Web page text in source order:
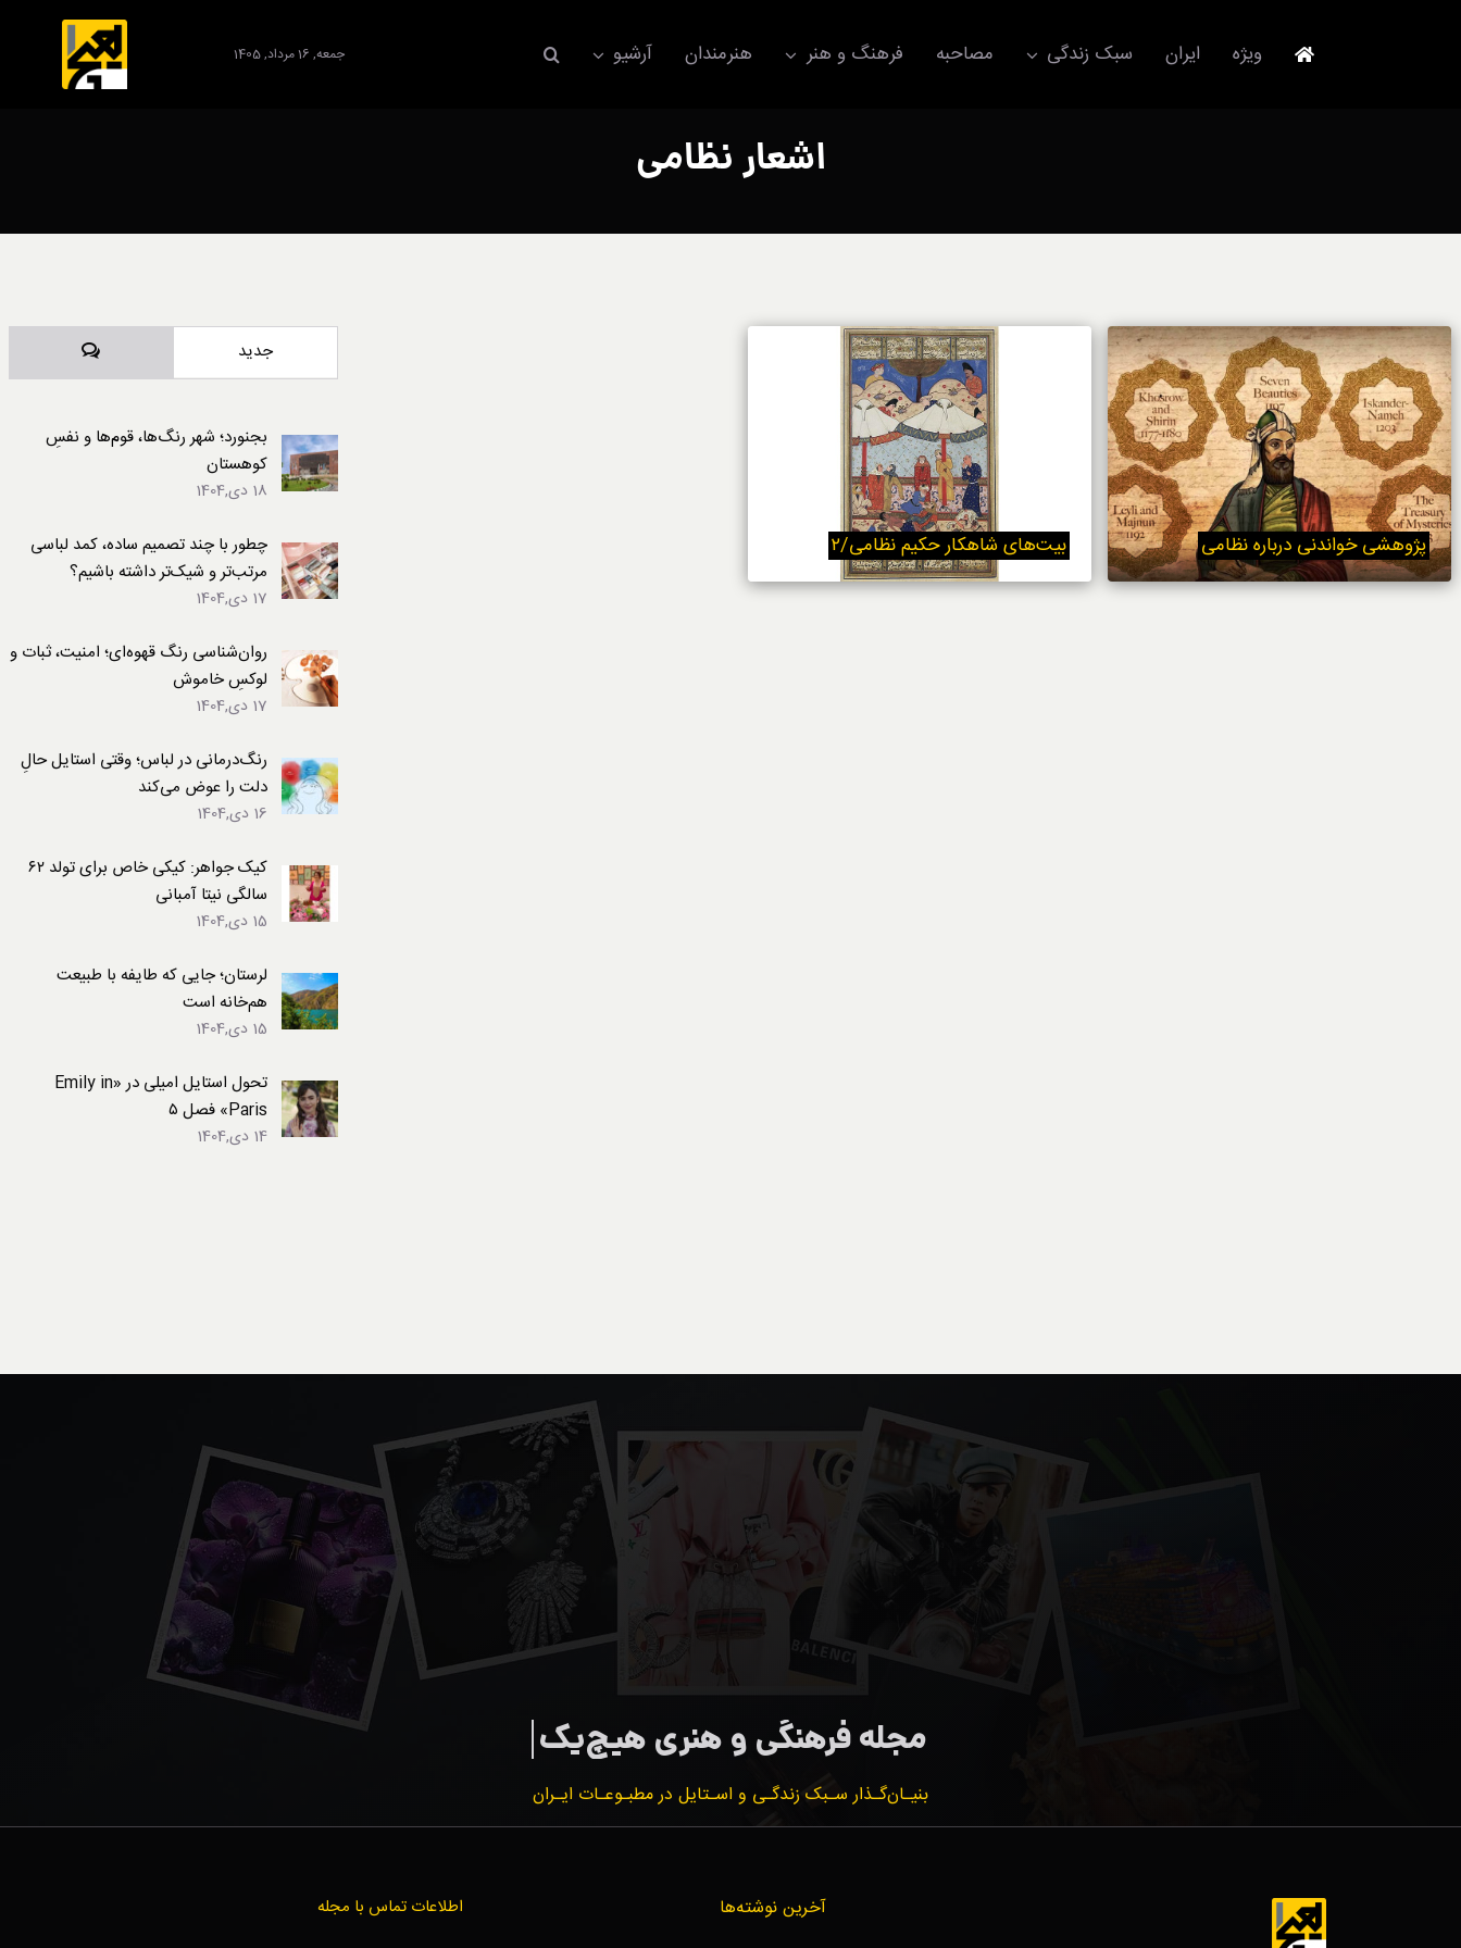
ویژه ایران سبک زندگی
استایل
آداب معاشرت
ورزش/ سلامت/ زیبایی
تکنولوژی
خودرو
خوردنی‌ها
مصاحبه فرهنگ و هنر هنرمندان آرشیو جمعه, 16 مرداد, 1405
اشعار نظامی
پژوهشی خواندنی درباره نظامی بیت‌های شاهکار حکیم نظامی/۲
جدید دیدگاه‌ها
بجنورد؛ شهر رنگ‌ها، قوم‌ها و نفسِ
کوهستان
18 دی,1404
چطور با چند تصمیم ساده، کمد لباسی
مرتب‌تر و شیک‌تر داشته باشیم؟
17 دی,1404
روان‌شناسی رنگ قهوه‌ای؛ امنیت، ثبات و
لوکسِ خاموش
17 دی,1404
رنگ‌درمانی در لباس؛ وقتی استایل حالِ
دلت را عوض می‌کند
16 دی,1404
کیک جواهر: کیکی خاص برای تولد ۶۲
سالگی نیتا آمبانی
15 دی,1404
لرستان؛ جایی که طایفه با طبیعت
هم‌خانه است
15 دی,1404
تحول استایل امیلی در «Emily in
Paris» فصل ۵
14 دی,1404
بنیـان‌گـذار سـبک زندگـی و اسـتایل در مطبـوعـات ایـران
آخرین نوشته‌ها اطلاعات تماس با مجله